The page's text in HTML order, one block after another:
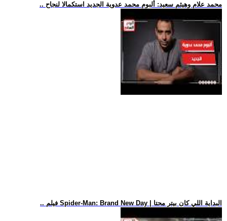
.. محمد علام وهيثم سعيد: ألبوم محمد عدوية الجديد استكمالا لنجاح
.. فيلم Spider-Man: Brand New Day | البداية اللي كان بيتر محتا